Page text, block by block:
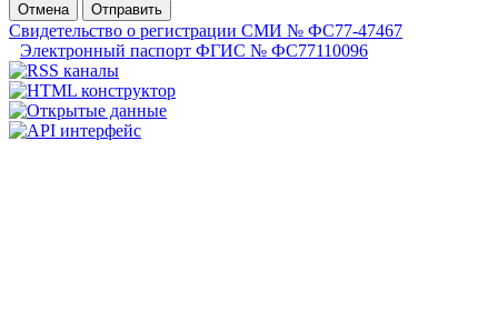
Отмена
Отправить
Свидетельство о регистрации СМИ № ФС77-47467
Электронный паспорт ФГИС № ФС77110096